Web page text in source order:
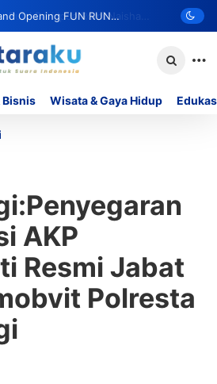
Putri Dari Ipda Romi:Naisha
Ramadhani Wakili INKANAS
2026 Tingkat Nasional
Opening FUN RUN
PADANG LUA Siap Digelar,
Bisnis Wisata & Gaya Hidup
AKP
Resmi Jabat
Polresta